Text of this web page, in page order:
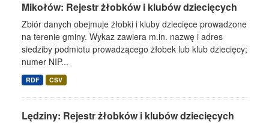
Mikołów: Rejestr żłobków i klubów dziecięcych
Zbiór danych obejmuje żłobki i kluby dziecięce prowadzone
na terenie gminy. Wykaz zawiera m.in. nazwę i adres
siedziby podmiotu prowadzącego żłobek lub klub dziecięcy;
numer NIP...
RDF CSV
Lędziny: Rejestr żłobków i klubów dziecięcych